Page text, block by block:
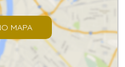
MAPA